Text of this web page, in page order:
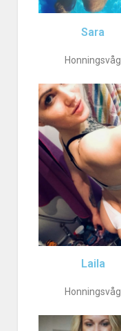
Sara
Honningsvåg
Laila
Honningsvåg